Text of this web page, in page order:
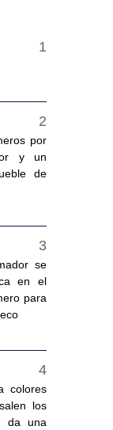
por
y un
de
se
en el
para
colores
los
da una